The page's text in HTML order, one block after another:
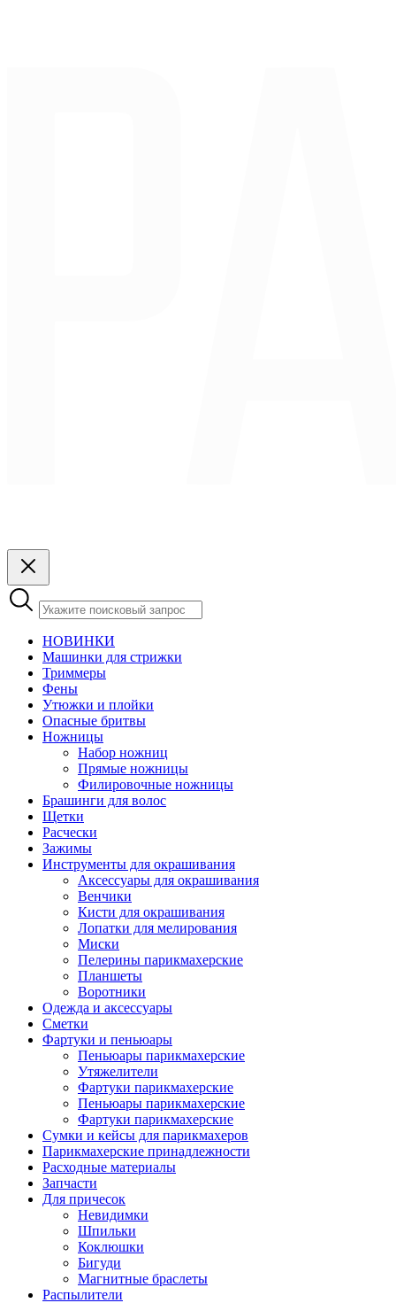
НОВИНКИ
Машинки для стрижки
Триммеры
Фены
Утюжки и плойки
Опасные бритвы
Ножницы
Набор ножниц
Прямые ножницы
Филировочные ножницы
Брашинги для волос
Щетки
Расчески
Зажимы
Инструменты для окрашивания
Аксессуары для окрашивания
Венчики
Кисти для окрашивания
Лопатки для мелирования
Миски
Пелерины парикмахерские
Планшеты
Воротники
Одежда и аксессуары
Сметки
Фартуки и пеньюары
Пеньюары парикмахерские
Утяжелители
Фартуки парикмахерские
Пеньюары парикмахерские
Фартуки парикмахерские
Сумки и кейсы для парикмахеров
Парикмахерские принадлежности
Расходные материалы
Запчасти
Для причесок
Невидимки
Шпильки
Коклюшки
Бигуди
Магнитные браслеты
Распылители